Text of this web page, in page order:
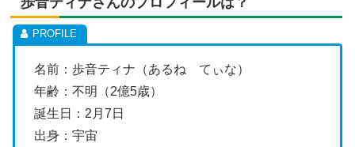
名前：歩音ティナ（あるね てぃな）
年齢：不明（2億5歳）
誕生日：2月7日
出身：宇宙